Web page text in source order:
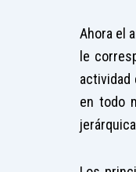
Ahora el
le
actividad
en todo